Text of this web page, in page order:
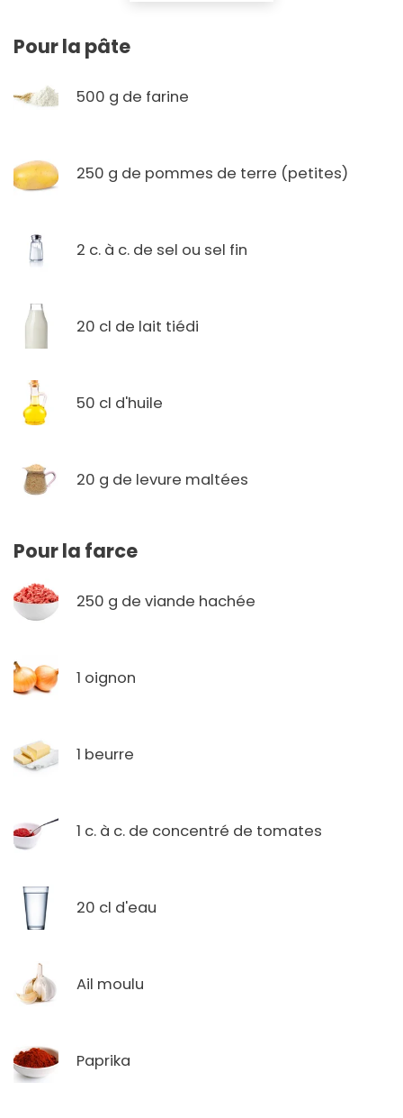
Pour la pâte
500 g de farine
250 g de pommes de terre (petites)
2 c. à c. de sel ou sel fin
20 cl de lait tiédi
50 cl d'huile
20 g de levure maltées
Pour la farce
250 g de viande hachée
1 oignon
1 beurre
1 c. à c. de concentré de tomates
20 cl d'eau
Ail moulu
Paprika